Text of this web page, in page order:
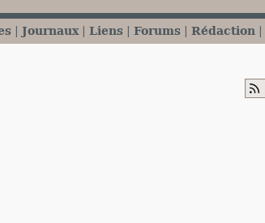
Journaux Liens Forums Rédaction